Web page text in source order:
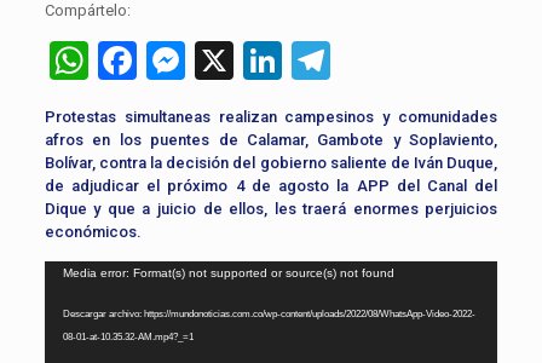
Compártelo:
WhatsApp
Facebook
Messenger
X LinkedIn
Protestas simultaneas realizan campesinos y comunidades
afros en los puentes de Calamar, Gambote y Soplaviento,
Bolívar, contra la decisión del gobierno saliente de Iván Duque,
de adjudicar el próximo 4 de agosto la APP del Canal del
Dique y que a juicio de ellos, les traerá enormes perjuicios
económicos.
Reproductor
vídeo
Media error: Format(s) not supported or source(s) not found
Descargar archivo: https://mundonoticias.com.co/wp-content/uploads/2022/08/WhatsApp-Video-2022-
08-01-at-10.35.32-AM.mp4?_=1